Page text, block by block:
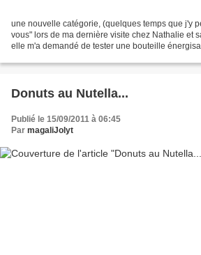
une nouvelle catégorie, (quelques temps que j'y
vous" lors de ma dernière visite chez Nathalie et
elle m'a demandé de tester une bouteille
Donuts au Nutella...
Publié le 15/09/2011 à 06:45
Par magaliJolyt